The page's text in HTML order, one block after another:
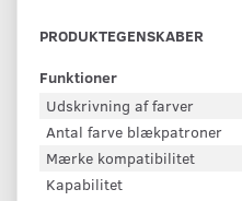
PRODUKTEGENSKABER
Funktioner
Udskrivning af farver
Antal farve blækpatroner
Mærke kompatibilitet
Kapabilitet